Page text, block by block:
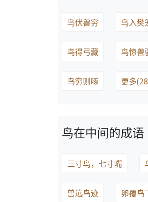
鸟伏兽穷 鸟入樊
鸟得弓藏 鸟惊兽
鸟穷则啄 更多
鸟在中间的成语
三寸鸟，七寸嘴
兽迒鸟迹 卵覆鸟